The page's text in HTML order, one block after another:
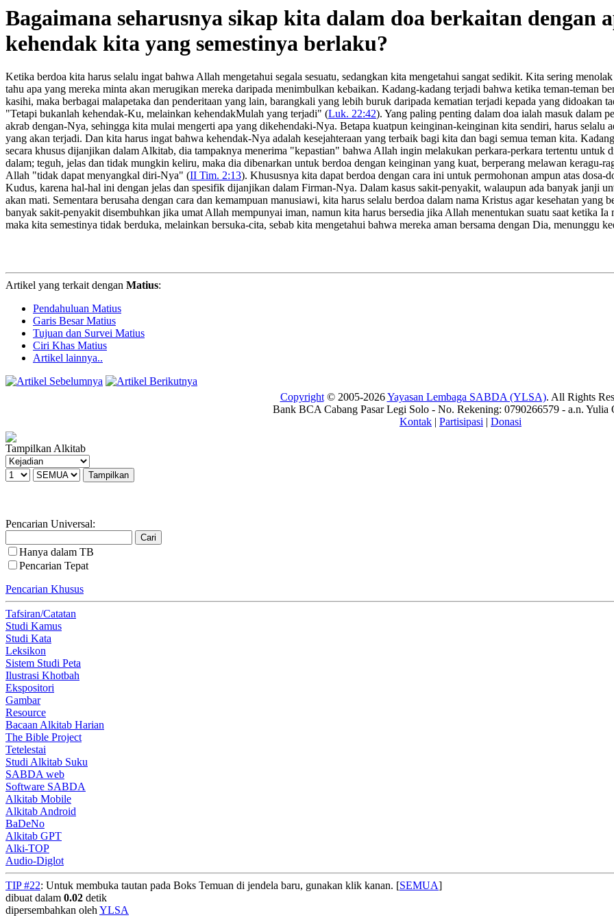
Bagaimana seharusnya sikap kita dalam doa berkaitan dengan
kehendak kita yang semestinya berlaku?
Ketika berdoa kita harus selalu ingat bahwa Allah mengetahui segala sesuatu, sedangkan kita mengetahui sangat sedikit. Kita sering
tahu apa yang mereka minta akan merugikan mereka daripada menimbulkan kebaikan. Kadang-kadang terjadi bahwa ketika teman-teman
kasihi, maka berbagai malapetaka dan penderitaan yang lain, barangkali yang lebih buruk daripada kematian terjadi kepada yang didoakan
"Tetapi bukanlah kehendak-Ku, melainkan kehendakMulah yang terjadi" (Luk. 22:42). Yang paling penting dalam doa ialah masuk dalam
akrab dengan-Nya, sehingga kita mulai mengerti apa yang dikehendaki-Nya. Betapa kuatpun keinginan-keinginan kita sendiri, harus
yang akan terjadi. Dan kita harus ingat bahwa kehendak-Nya adalah kesejahteraan yang terbaik bagi kita dan bagi semua teman kita.
secara khusus dijanjikan dalam Alkitab, dia tampaknya menerima "kepastian" bahwa Allah ingin melakukan perkara-perkara tertentu untuk
dalam; teguh, jelas dan tidak mungkin keliru, maka dia dibenarkan untuk berdoa dengan keinginan yang kuat, berperang melawan keragu-
Allah "tidak dapat menyangkal diri-Nya" (II Tim. 2:13). Khususnya kita dapat berdoa dengan cara ini untuk permohonan ampun atas
Kudus, karena hal-hal ini dengan jelas dan spesifik dijanjikan dalam Firman-Nya. Dalam kasus sakit-penyakit, walaupun ada banyak janji
akan mati. Sementara berusaha dengan cara dan kemampuan manusiawi, kita harus selalu berdoa dalam nama Kristus agar kesehatan
banyak sakit-penyakit disembuhkan jika umat Allah mempunyai iman, namun kita harus bersedia jika Allah menentukan suatu saat ketika
maka kita semestinya tidak berduka, melainkan bersuka-cita, sebab kita mengetahui bahwa mereka aman bersama dengan Dia, menunggu
Artikel yang terkait dengan Matius:
Pendahuluan Matius
Garis Besar Matius
Tujuan dan Survei Matius
Ciri Khas Matius
Artikel lainnya..
Copyright© 2005-2026Yayasan Lembaga SABDA (YLSA). All Rights
Bank BCA Cabang Pasar Legi Solo - No. Rekening: 0790266579 - a.n. Yulia
Kontak | Partisipasi | Donasi
Tampilkan Alkitab
Pencarian Universal:
Hanya dalam TB
Pencarian Tepat
Pencarian Khusus
Tafsiran/Catatan
Studi Kamus
Studi Kata
Leksikon
Sistem Studi Peta
Ilustrasi Khotbah
Ekspositori
Gambar
Resource
Bacaan Alkitab Harian
The Bible Project
Tetelestai
Studi Alkitab Suku
SABDA web
Software SABDA
Alkitab Mobile
Alkitab Android
BaDeNo
Alkitab GPT
Alki-TOP
Audio-Diglot
TIP #22: Untuk membuka tautan pada Boks Temuan di jendela baru, gunakan klik kanan. [SEMUA]
dibuat dalam 0.02 detik
dipersembahkan olehYLSA